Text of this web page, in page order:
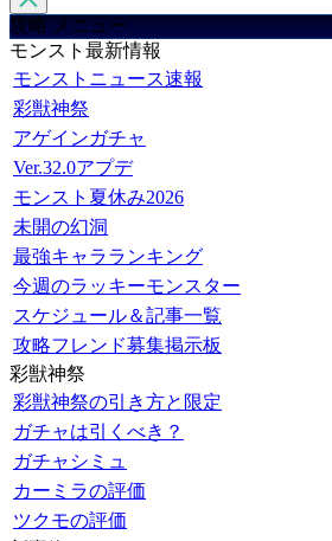
攻略 メニュー
モンスト最新情報
モンストニュース速報
彩獣神祭
アゲインガチャ
Ver.32.0アプデ
モンスト夏休み2026
未開の幻洞
最強キャラランキング
今週のラッキーモンスター
スケジュール＆記事一覧
攻略フレンド募集掲示板
彩獣神祭
彩獣神祭の引き方と限定
ガチャは引くべき？
ガチャシミュ
カーミラの評価
ツクモの評価